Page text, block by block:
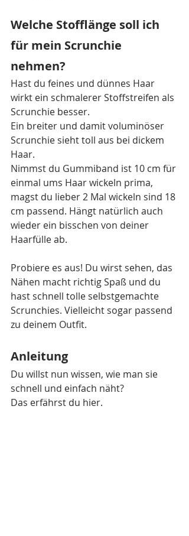
Welche Stofflänge soll ich
für mein Scrunchie
nehmen?
Hast du feines und dünnes Haar
wirkt ein schmalerer Stoffstreifen als
Scrunchie besser.
Ein breiter und damit voluminöser
Scrunchie sieht toll aus bei dickem
Haar.
Nimmst du Gummiband ist 10 cm für
einmal ums Haar wickeln prima,
magst du lieber 2 Mal wickeln sind 18
cm passend. Hängt natürlich auch
wieder ein bisschen von deiner
Haarfülle ab.
Probiere es aus! Du wirst sehen, das
Nähen macht richtig Spaß und du
hast schnell tolle selbstgemachte
Scrunchies. Vielleicht sogar passend
zu deinem Outfit.
Anleitung
Du willst nun wissen, wie man sie
schnell und einfach näht?
Das erfährst du hier.